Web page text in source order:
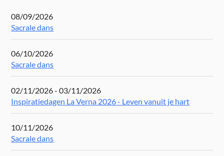
08/09/2026
Sacrale dans
06/10/2026
Sacrale dans
02/11/2026 - 03/11/2026
Inspiratiedagen La Verna 2026 - Leven vanuit je hart
10/11/2026
Sacrale dans